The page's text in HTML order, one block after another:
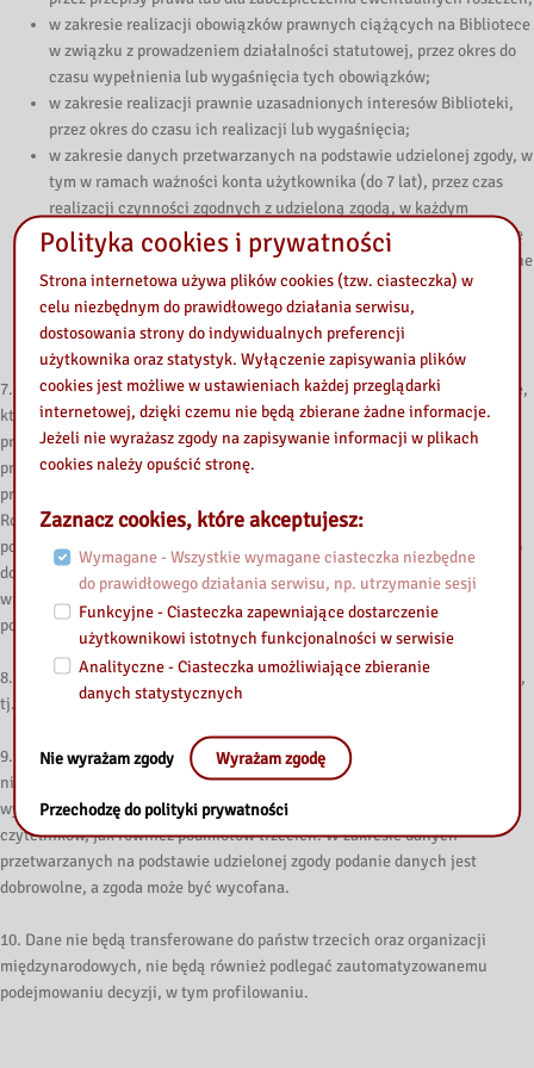
w zakresie realizacji obowiązków prawnych ciążących na Bibliotece
w związku z prowadzeniem działalności statutowej, przez okres do
czasu wypełnienia lub wygaśnięcia tych obowiązków;
w zakresie realizacji prawnie uzasadnionych interesów Biblioteki,
przez okres do czasu ich realizacji lub wygaśnięcia;
w zakresie danych przetwarzanych na podstawie udzielonej zgody, w
tym w ramach ważności konta użytkownika (do 7 lat), przez czas
realizacji czynności zgodnych z udzieloną zgodą, w każdym
przypadku – do czasu odwołania zgody. Usuwanie konta na żądanie
następuje bez zbędnej zwłoki, chyba że warunki techniczne lub inne
nie pozwalają na szybsze usunięcie konta, lub inne okoliczności
powodują iż konto nie może być usunięte (np. ciążące kary,
nieprzedawnione).
7. W związku z przetwarzaniem przez Bibliotekę danych osobowych osobie,
której dane dotyczą przysługuje prawo dostępu do treści swoich danych,
prawo do ich sprostowania, usunięcia lub ograniczenia przetwarzania,
prawo do wniesienia sprzeciwu wobec przetwarzania, a także prawo do
przenoszenia danych (w zakresie określonym w art. 15-18 oraz art. 20-21
Rozporządzenia). W przypadkach, w których przetwarzanie odbywa się na
podstawie wyrażonej zgody osobie, której dane dotyczą przysługuje prawo
do cofnięcia zgody na przetwarzanie danych w dowolnym momencie bez
wpływu na zgodność z prawem przetwarzania, którego dokonano na
podstawie zgody przed jej wycofaniem.
8. Przysługuje Panu/Pani prawo wniesienia skargi do organu nadzorczego,
tj. Prezesa Urzędu Ochrony Danych.
9. Podanie danych osobowych nie jest obowiązkowe, jednakże jest
niezbędne do zrealizowania celów wskazanych w pkt. 3 lit. a – c, w tym
wypełnienia obowiązków ciążących na Bibliotece w stosunku do jej
czytelników, jak również podmiotów trzecich. W zakresie danych
przetwarzanych na podstawie udzielonej zgody podanie danych jest
dobrowolne, a zgoda może być wycofana.
10. Dane nie będą transferowane do państw trzecich oraz organizacji
międzynarodowych, nie będą również podlegać zautomatyzowanemu
podejmowaniu decyzji, w tym profilowaniu.
Polityka cookies i prywatności
Strona internetowa używa plików cookies (tzw. ciasteczka) w
celu niezbędnym do prawidłowego działania serwisu,
dostosowania strony do indywidualnych preferencji
użytkownika oraz statystyk. Wyłączenie zapisywania plików
cookies jest możliwe w ustawieniach każdej przeglądarki
internetowej, dzięki czemu nie będą zbierane żadne informacje.
Jeżeli nie wyrażasz zgody na zapisywanie informacji w plikach
cookies należy opuścić stronę.
Zaznacz cookies, które akceptujesz:
Wymagane - Wszystkie wymagane ciasteczka niezbędne
do prawidłowego działania serwisu, np. utrzymanie sesji
Funkcyjne - Ciasteczka zapewniające dostarczenie
użytkownikowi istotnych funkcjonalności w serwisie
Analityczne - Ciasteczka umożliwiające zbieranie
danych statystycznych
Nie wyrażam zgody Wyrażam zgodę
Przechodzę do polityki prywatności